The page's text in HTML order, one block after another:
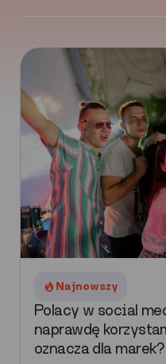
Najnowszy
Polacy w social
naprawdę
oznacza dla marek?